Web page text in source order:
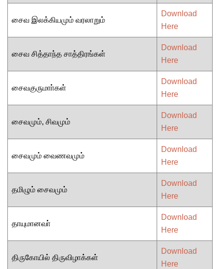
சைவ இலக்கியமும் வரலாறும்
Download
Here
சைவ சித்தாந்த சாத்திரங்கள்
Download
Here
சைவகுருமாா்கள்
Download
Here
சைவமும், சிவமும்
Download
Here
சைவமும் வைணவமும்
Download
Here
தமிழும் சைவமும்
Download
Here
தாயுமானவா்
Download
Here
திருகோயில் திருவிழாக்கள்
Download
Here